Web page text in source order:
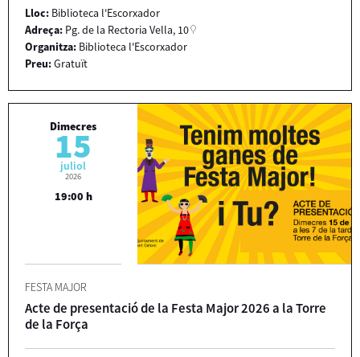
Lloc: Biblioteca l'Escorxador
Adreça: Pg. de la Rectoria Vella, 10
Organitza: Biblioteca l'Escorxador
Preu:Gratuït
Dimecres
15
juliol
2026
19:00 h
FESTA MAJOR
Acte de presentació de la Festa Major 2026 a la Torre
de la Força